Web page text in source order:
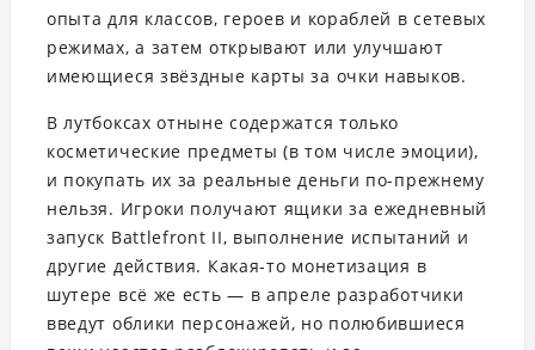
опыта для классов, героев и кораблей в сетевых
режимах, а затем открывают или улучшают
имеющиеся звёздные карты за очки навыков.
В лутбоксах отныне содержатся только
косметические предметы (в том числе эмоции),
и покупать их за реальные деньги по-прежнему
нельзя. Игроки получают ящики за ежедневный
запуск Battlefront II, выполнение испытаний и
другие действия. Какая-то монетизация в
шутере всё же есть — в апреле разработчики
введут облики персонажей, но полюбившиеся